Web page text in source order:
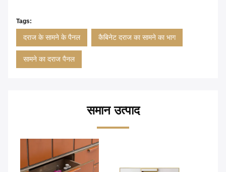
Tags:
दराज के सामने के पैनल कैबिनेट दराज का सामने का भाग
सामने का दराज पैनल
समान उत्पाद